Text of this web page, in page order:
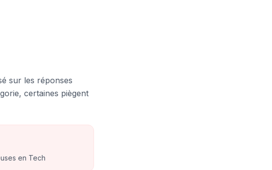
sur les réponses
certaines piègent
en Tech